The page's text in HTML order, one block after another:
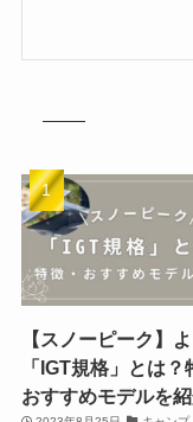
【スノーピーク】
「IGT規格」とは？
おすすめモデルを